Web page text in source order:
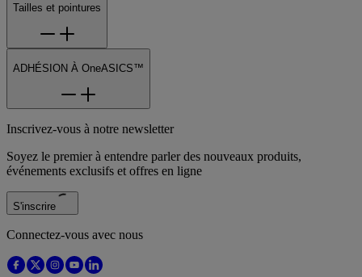
Tailles et pointures
ADHÉSION À OneASICS™
Inscrivez-vous à notre newsletter
Soyez le premier à entendre parler des nouveaux produits,
événements exclusifs et offres en ligne
S'inscrire
Connectez-vous avec nous